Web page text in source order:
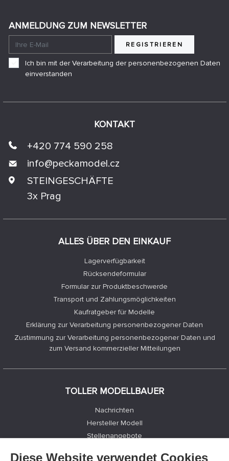
ALLES ÜBER DEN EINKAUF
Lagerverfügbarkeit
Rücksendeformular
Formular zur Produktbeschwerde
Transport und Zahlungsmöglichkeiten
Kaufratgeber für Modelle
Erklärung zur Verarbeitung personenbezogener Daten
Zustimmung zur Verarbeitung personenbezogener Daten und
zum Versand kommerzieller Mitteilungen
TOLLER MODELLBAUER
Nachrichten
Hersteller Modell
Stellenangebote
KONTAKT
+420 774 590 258
info@peckamodel.cz
STEINGESCHÄFTE
3x Prag
ANMELDUNG ZUM NEWSLETTER
REGISTRIEREN
Ich bin mit der Verarbeitung der personenbezogenen Daten
einverstanden
Diese Website verwendet Cookies